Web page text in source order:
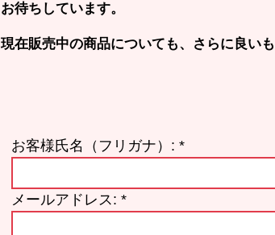
お待ちしています。
現在販売中の商品についても、さらに良い
お客様氏名（フリガナ）:
メールアドレス: